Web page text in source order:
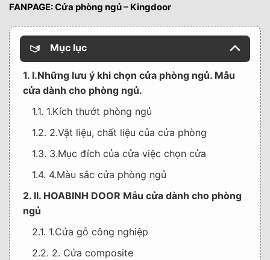
FANPAGE:Cửa phòng ngủ – Kingdoor
Mục lục
1. I.Những lưu ý khi chọn cửa phòng ngủ. Mẫu
cửa dành cho phòng ngủ.
1.1. 1.Kích thướt phòng ngủ
1.2. 2.Vật liệu, chất liệu của cửa phòng
1.3. 3.Mục đích của cửa việc chọn cửa
1.4. 4.Màu sắc cửa phòng ngủ
2. II. HOABINH DOOR Mẫu cửa dành cho phòng
ngủ
2.1. 1.Cửa gỗ công nghiệp
2.2. 2. Cửa composite